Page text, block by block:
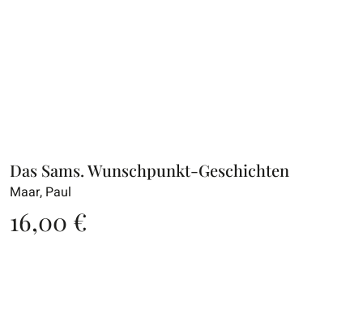
Das Sams. Wunschpunkt-Geschichten
Maar, Paul
16,00 €